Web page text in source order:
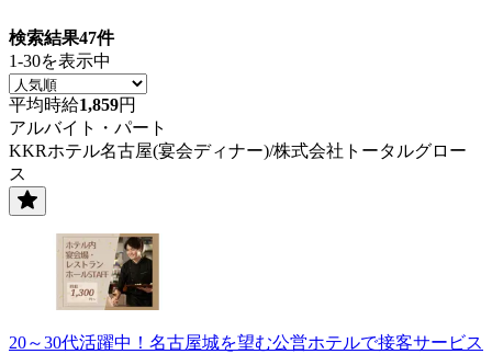
検索結果47件
1-30を表示中
平均時給1,859円
アルバイト・パート
KKRホテル名古屋(宴会ディナー)/株式会社トータルグロー
ス
20～30代活躍中！名古屋城を望む公営ホテルで接客サービス